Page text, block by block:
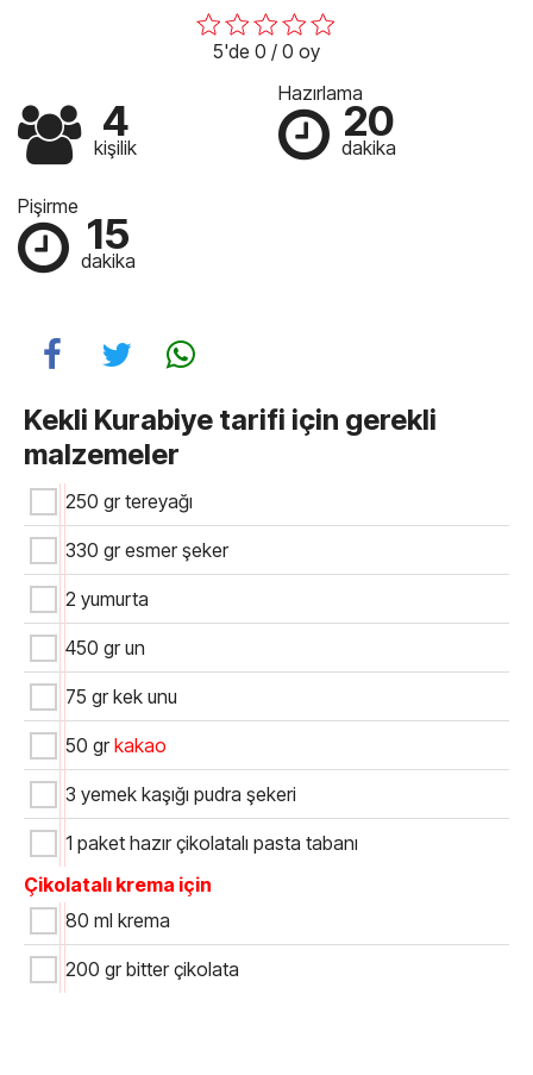
5'de 0 / 0 oy
4
kişilik
Hazırlama
20
dakika
Pişirme
15
dakika
Kekli Kurabiye tarifi için gerekli
malzemeler
250 gr tereyağı
330 gr esmer şeker
2 yumurta
450 gr un
75 gr kek unu
50 grkakao
3 yemek kaşığı pudra şekeri
1 paket hazır çikolatalı pasta tabanı
Çikolatalı krema için
80 ml krema
200 gr bitter çikolata